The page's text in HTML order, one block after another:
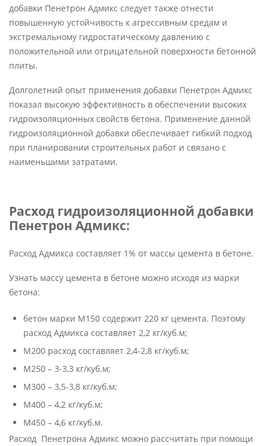
добавки Пенетрон Адмикс следует также отнести
повышенную устойчивость к агрессивным средам и
экстремальному гидростатическому давлению с
положительной или отрицательной поверхности бетонной
плиты.
Долголетний опыт применения добавки Пенетрон Адмикс
показал высокую эффективность в обеспечении высоких
гидроизоляционных свойств бетона. Применение данной
гидроизоляционной добавки обеспечивает гибкий подход
при планировании строительных работ и связано с
наименьшими затратами.
Расход гидроизоляционной добавки
Пенетрон Адмикс:
Расход Адмикса составляет 1% от массы цемента в бетоне.
Узнать массу цемента в бетоне можно исходя из марки
бетона:
бетон марки М150 содержит 220 кг цемента. Поэтому
расход Адмикса составляет 2,2 кг/куб.м;
М200 расход составляет 2,4-2,8 кг/куб.м;
М250 – 3-3,3 кг/куб.м;
М300 – 3,5-3,8 кг/куб.м;
М400 – 4,2 кг/куб.м;
М450 – 4,6 кг/куб.м.
Расход Пенетрона Адмикс можно рассчитать при помощи